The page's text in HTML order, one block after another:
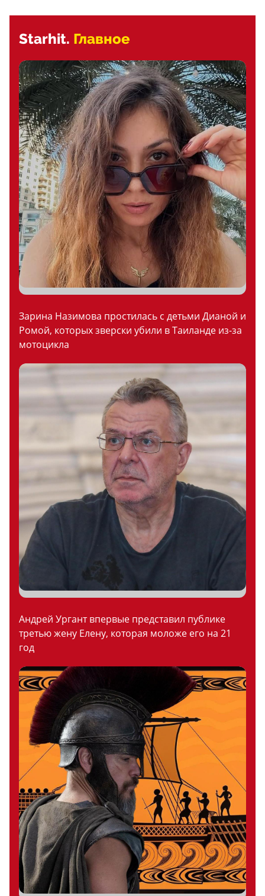
Starhit. Главное
Зарина Назимова простилась с детьми Дианой и
Ромой, которых зверски убили в Таиланде из-за
мотоцикла
Андрей Ургант впервые представил публике
третью жену Елену, которая моложе его на 21
год